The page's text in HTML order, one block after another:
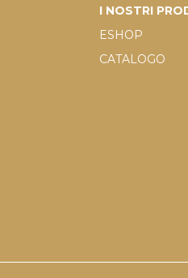
I NOSTRI
ESHOP
CATALOGO